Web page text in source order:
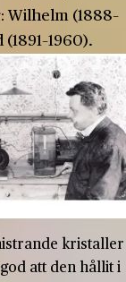
Wilhelm (1888–
kristaller
att den hållit i